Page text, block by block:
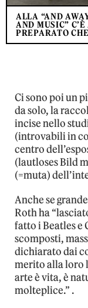
ALLA “AND
AND MUSIC”
PREPARATO
Ci sono poi un
da solo, la
incise nello
(introvabili in
centro
(lautloses Bild
(=muta)
Anche se
Roth ha
fatto i Beatles e
scomposti,
dichiarato dai
merito alla loro
arte è vita, è
molteplice.” .